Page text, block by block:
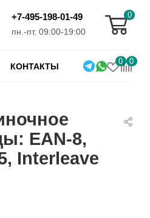
+7-495-198-01-49
пн.-пт. 09:00-19:00
0
КОНТАКТЫ
0 0
EAN-8,
Interleave